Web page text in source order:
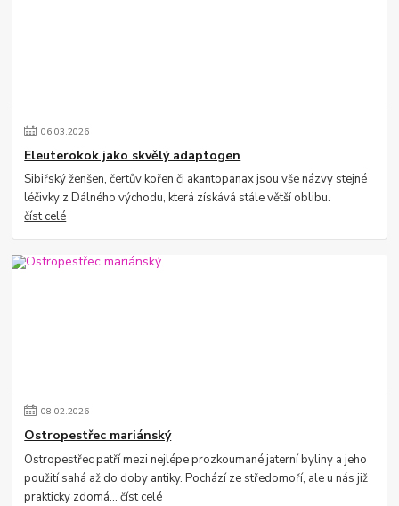
06.03.2026
Eleuterokok jako skvělý adaptogen
Sibiřský ženšen, čertův kořen či akantopanax jsou vše názvy stejné
léčivky z Dálného východu, která získává stále větší oblibu.
číst celé
08.02.2026
Ostropestřec mariánský
Ostropestřec patří mezi nejlépe prozkoumané jaterní byliny a jeho
použití sahá až do doby antiky. Pochází ze středomoří, ale u nás již
prakticky zdomá...číst celé